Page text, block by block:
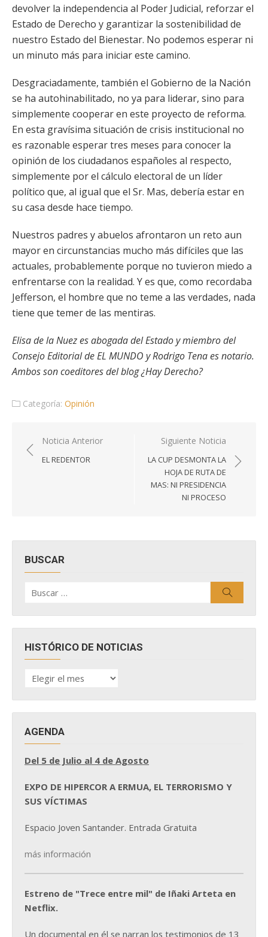
devolver la independencia al Poder Judicial, reforzar el
Estado de Derecho y garantizar la sostenibilidad de
nuestro Estado del Bienestar. No podemos esperar ni
un minuto más para iniciar este camino.
Desgraciadamente, también el Gobierno de la Nación
se ha autohinabilitado, no ya para liderar, sino para
simplemente cooperar en este proyecto de reforma.
En esta gravísima situación de crisis institucional no
es razonable esperar tres meses para conocer la
opinión de los ciudadanos españoles al respecto,
simplemente por el cálculo electoral de un líder
político que, al igual que el Sr. Mas, debería estar en
su casa desde hace tiempo.
Nuestros padres y abuelos afrontaron un reto aun
mayor en circunstancias mucho más difíciles que las
actuales, probablemente porque no tuvieron miedo a
enfrentarse con la realidad. Y es que, como recordaba
Jefferson, el hombre que no teme a las verdades, nada
tiene que temer de las mentiras.
Elisa de la Nuez es abogada del Estado y miembro del
Consejo Editorial de EL MUNDO y Rodrigo Tena es notario.
Ambos son coeditores del blog ¿Hay Derecho?
Categoría: Opinión
Navegación
de
Noticia Anterior
EL REDENTOR
Siguiente Noticia
LA CUP DESMONTA LA
HOJA DE RUTA DE
MAS: NI PRESIDENCIA
NI PROCESO
BUSCAR
por:
HISTÓRICO DE NOTICIAS
HISTÓRICO
DE
AGENDA
Del 5 de Julio al 4 de Agosto
EXPO DE HIPERCOR A ERMUA, EL TERRORISMO Y
SUS VÍCTIMAS
Espacio Joven Santander. Entrada Gratuita
más información
Estreno de "Trece entre mil" de Iñaki Arteta en
Netflix.
Un documental en él se narran los testimonios de 13